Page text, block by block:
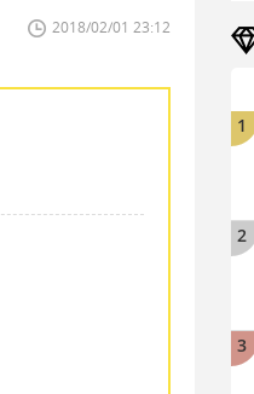
2018/02/01 23:12
1
2
3